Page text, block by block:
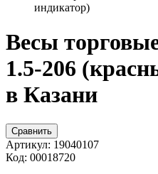
индикатор)
Весы
1.5-206
в Казани
Сравнить
Артикул: 19040107
Код: 00018720